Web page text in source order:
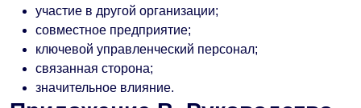
участие в другой организации;
совместное предприятие;
ключевой управленческий персонал;
связанная сторона;
значительное влияние.